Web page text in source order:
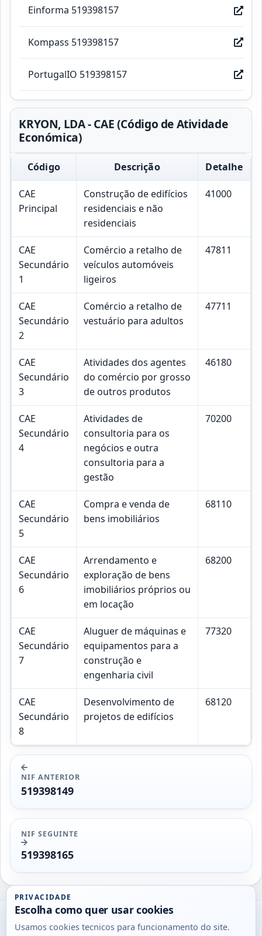
Einforma 519398157
Kompass 519398157
PortugalIO 519398157
KRYON, LDA - CAE (Código de Atividade
Económica)
Código Descrição Detalhe
CAE
Principal
Construção de edifícios
residenciais e não
residenciais
41000
CAE
Secundário
1
Comércio a retalho de
veículos automóveis
ligeiros
47811
CAE
Secundário
2
Comércio a retalho de
vestuário para adultos
47711
CAE
Secundário
3
Atividades dos agentes
do comércio por grosso
de outros produtos
46180
CAE
Secundário
4
Atividades de
consultoria para os
negócios e outra
consultoria para a
gestão
70200
CAE
Secundário
5
Compra e venda de
bens imobiliários
68110
CAE
Secundário
6
Arrendamento e
exploração de bens
imobiliários próprios ou
em locação
68200
CAE
Secundário
7
Aluguer de máquinas e
equipamentos para a
construção e
engenharia civil
77320
CAE
Secundário
8
Desenvolvimento de
projetos de edifícios
68120
NIF ANTERIOR
519398149
NIF SEGUINTE
519398165
Utils
DB
PRIVACIDADE
Escolha como quer usar cookies
Usamos cookies tecnicos para funcionamento do site.